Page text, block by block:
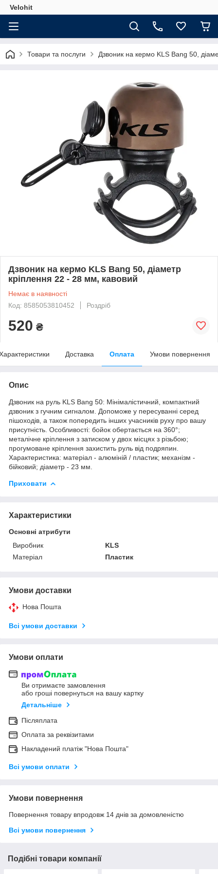
Velohit
Товари та послуги Дзвоник на кермо KLS Bang 50,
Дзвоник на кермо KLS Bang 50, діаметр
кріплення 22 - 28 мм, кавовий
Немає в наявності
Код: 8585053810452
Роздріб
520 ₴
Доставка Оплата Умови повернення
Опис
Дзвоник на руль KLS Bang 50: Мінімалістичний, компактний
дзвоник з гучним сигналом. Допоможе у пересуванні серед
пішоходів, а також попередить інших учасників руху про вашу
присутність. Особливості: бойок обертається на 360°;
металічне кріплення з затиском у двох місцях з різьбою;
прогумоване кріплення захистить руль від подряпин.
Характеристика: матеріал - алюміній / пластик; механізм -
бійковий; діаметр - 23 мм.
Приховати
Характеристики
Основні атрибути
Виробник
KLS
Матеріал
Пластик
Умови доставки
Нова Пошта
Всі умови доставки
Умови оплати
Ви отримаєте замовлення
або гроші повернуться на вашу картку
Детальніше
Післяплата
Оплата за реквізитами
Накладений платіж "Нова Пошта"
Всі умови оплати
Умови повернення
Повернення товару впродовж 14 днів за домовленістю
Всі умови повернення
Подібні товари компанії